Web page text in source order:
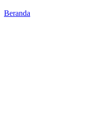
Beranda